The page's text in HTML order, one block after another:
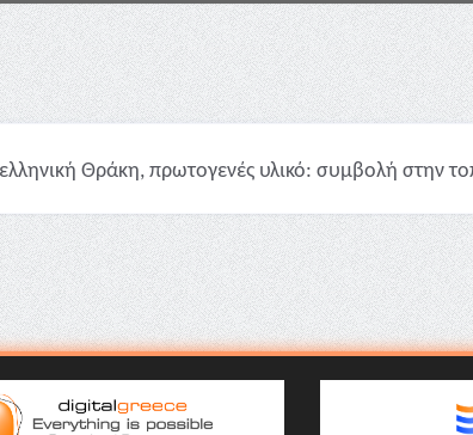
Θράκη, πρωτογενές υλικό: συμβολή στην